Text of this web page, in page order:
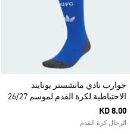
جوارب نادي مانشستر يونايتد
الاحتياطية لكرة القدم لموسم 26/27
KD 8.00
الرجال كرة القدم